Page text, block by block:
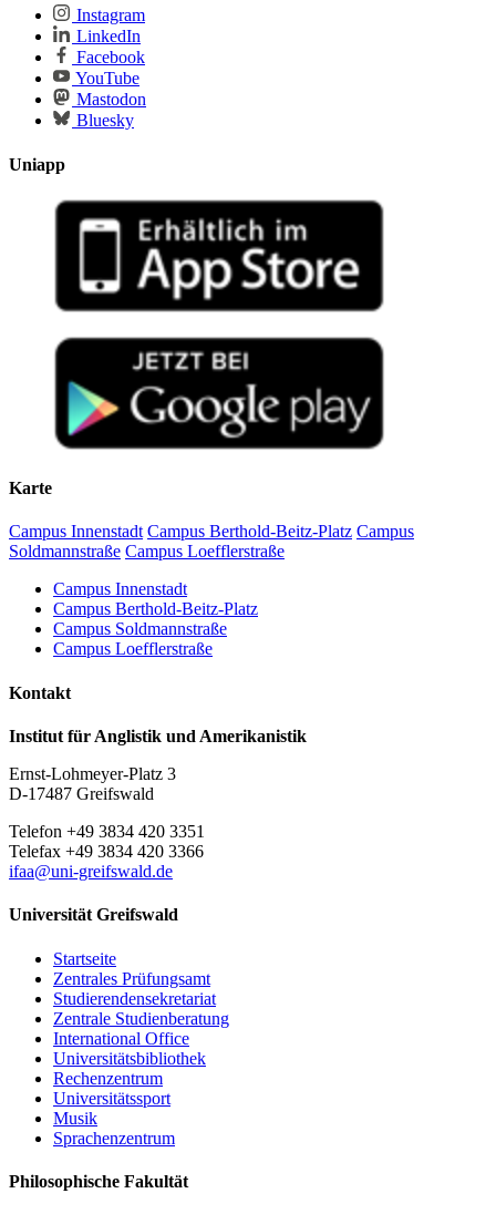
Instagram
LinkedIn
Facebook
YouTube
Mastodon
Bluesky
Uniapp
Karte
Campus Innenstadt Campus Berthold-Beitz-Platz Campus
Soldmannstraße Campus Loefflerstraße
Campus Innenstadt
Campus Berthold-Beitz-Platz
Campus Soldmannstraße
Campus Loefflerstraße
Kontakt
Institut für Anglistik und Amerikanistik
Ernst-Lohmeyer-Platz 3
D-17487 Greifswald
Telefon +49 3834 420 3351
Telefax +49 3834 420 3366
ifaa@uni-greifswald.de
Universität Greifswald
Startseite
Zentrales Prüfungsamt
Studierendensekretariat
Zentrale Studienberatung
International Office
Universitätsbibliothek
Rechenzentrum
Universitätssport
Musik
Sprachenzentrum
Philosophische Fakultät